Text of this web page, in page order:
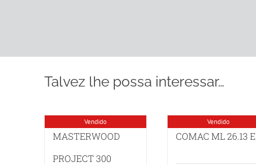
Talvez lhe possa interessar…
Vendido
MASTERWOOD
PROJECT 300
Vendido
COMAC ML 26.13 E